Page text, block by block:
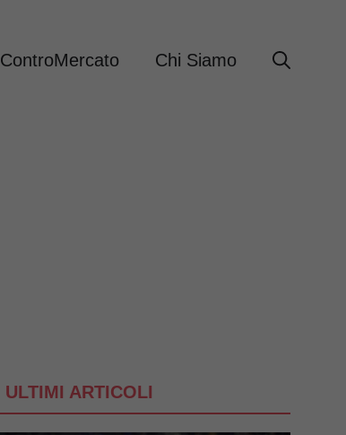
ControMercato Chi Siamo
ULTIMI ARTICOLI